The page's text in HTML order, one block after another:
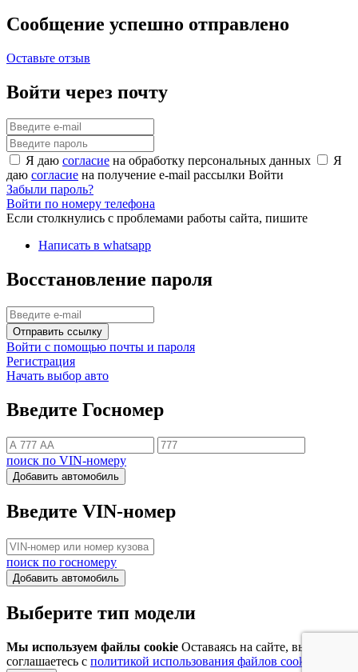
Сообщение успешно отправлено
Оставьте отзыв
Войти через почту
Я даю согласие на обработку персональных данных
Я
даю согласие на получение e-mail рассылки Войти
Забыли пароль?
Войти по номеру телефона
Если столкнулись с проблемами работы сайта, пишите
Написать в whatsapp
Восстановление пароля
Отправить ссылку
Войти с помощью почты и пароля
Регистрация
Начать выбор авто
Введите Госномер
поиск по VIN-номеру
Добавить автомобиль
Введите VIN-номер
поиск по госномеру
Добавить автомобиль
Выберите тип модели
Мы используем файлы cookie Оставаясь на сайте, вы
соглашаетесь с политикой использования файлов cookie